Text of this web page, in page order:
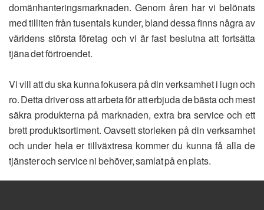
domänhanteringsmarknaden. Genom åren har vi belönats
med tilliten från tusentals kunder, bland dessa finns några av
världens största företag och vi är fast beslutna att fortsätta
tjäna det förtroendet.
Vi vill att du ska kunna fokusera på din verksamhet i lugn och
ro. Detta driver oss att arbeta för att erbjuda de bästa och mest
säkra produkterna på marknaden, extra bra service och ett
brett produktsortiment. Oavsett storleken på din verksamhet
och under hela er tillväxtresa kommer du kunna få alla de
tjänster och service ni behöver, samlat på en plats.